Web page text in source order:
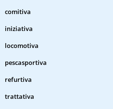
comitiva
iniziativa
locomotiva
pescasportiva
refurtiva
trattativa